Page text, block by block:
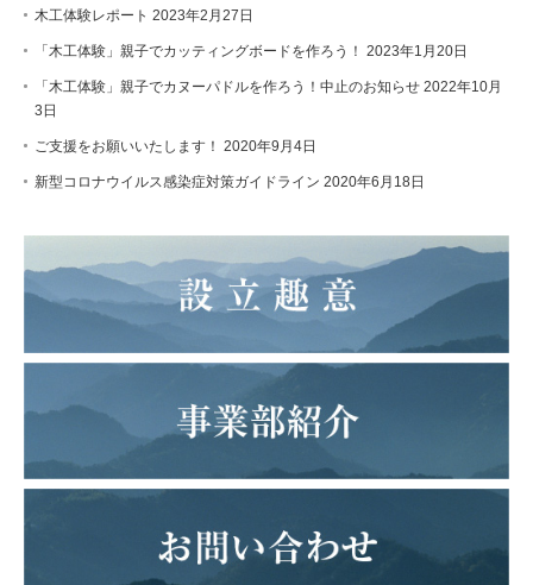
木工体験レポート 2023年2月27日
「木工体験」親子でカッティングボードを作ろう！ 2023年1月20日
「木工体験」親子でカヌーパドルを作ろう！中止のお知らせ 2022年10月
3日
ご支援をお願いいたします！ 2020年9月4日
新型コロナウイルス感染症対策ガイドライン 2020年6月18日